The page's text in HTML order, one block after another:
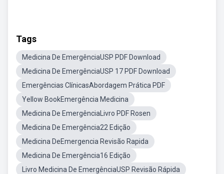
Tags
Medicina De EmergênciaUSP PDF Download
Medicina De EmergênciaUSP 17 PDF Download
Emergências ClínicasAbordagem Prática PDF
Yellow BookEmergência Medicina
Medicina De EmergênciaLivro PDF Rosen
Medicina De Emergência22 Edição
Medicina DeEmergencia Revisão Rapida
Medicina De Emergência16 Edição
Livro Medicina De EmergênciaUSP Revisão Rápida